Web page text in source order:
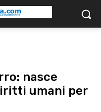
nasce
umani per